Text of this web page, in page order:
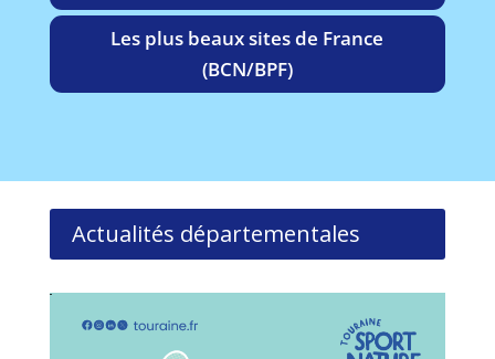
Les plus beaux sites de France
(BCN/BPF)
Actualités départementales